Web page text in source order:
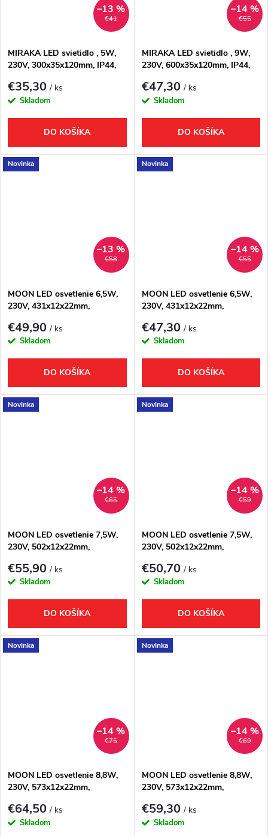
€41
–13 %
MIRAKA LED svietidlo , 5W,
230V, 300x35x120mm, IP44,
€35,30/ ks
Skladom
DO KOŠÍKA
€55
–14 %
MIRAKA LED svietidlo , 9W,
230V, 600x35x120mm, IP44,
€47,30/ ks
Skladom
DO KOŠÍKA
Novinka
€58
–13 %
MOON LED osvetlenie 6,5W,
230V, 431x12x22mm,
€49,90/ ks
Skladom
DO KOŠÍKA
Novinka
€55
–14 %
MOON LED osvetlenie 6,5W,
230V, 431x12x22mm,
€47,30/ ks
Skladom
DO KOŠÍKA
Novinka
€65
–14 %
MOON LED osvetlenie 7,5W,
230V, 502x12x22mm,
€55,90/ ks
Skladom
DO KOŠÍKA
Novinka
€59
–14 %
MOON LED osvetlenie 7,5W,
230V, 502x12x22mm,
€50,70/ ks
Skladom
DO KOŠÍKA
Novinka
€75
–14 %
MOON LED osvetlenie 8,8W,
230V, 573x12x22mm,
€64,50/ ks
Skladom
Novinka
€69
–14 %
MOON LED osvetlenie 8,8W,
230V, 573x12x22mm,
€59,30/ ks
Skladom